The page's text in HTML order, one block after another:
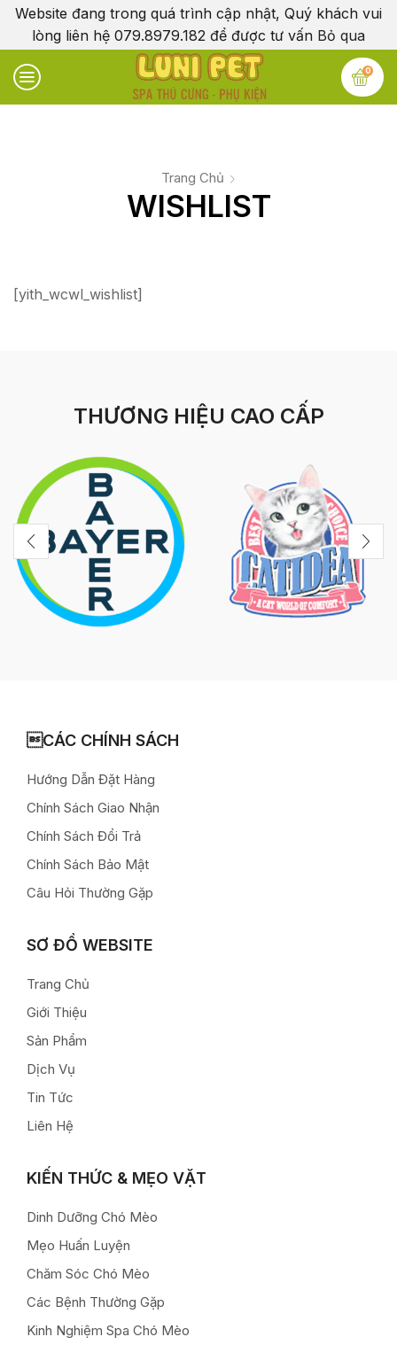
Website đang trong quá trình cập nhật, Quý khách vui
lòng liên hệ 079.8979.182 để được tư vấn Bỏ qua
0
Trang Chủ
WISHLIST
[yith_wcwl_wishlist]
THƯƠNG HIỆU CAO CẤP
CÁC CHÍNH SÁCH
Hướng Dẫn Đặt Hàng
Chính Sách Giao Nhận
Chính Sách Đổi Trả
Chính Sách Bảo Mật
Câu Hỏi Thường Gặp
SƠ ĐỒ WEBSITE
Trang Chủ
Giới Thiệu
Sản Phẩm
Dịch Vụ
Tin Tức
Liên Hệ
KIẾN THỨC & MẸO VẶT
Dinh Dưỡng Chó Mèo
Mẹo Huấn Luyện
Chăm Sóc Chó Mèo
Các Bệnh Thường Gặp
Kinh Nghiệm Spa Chó Mèo